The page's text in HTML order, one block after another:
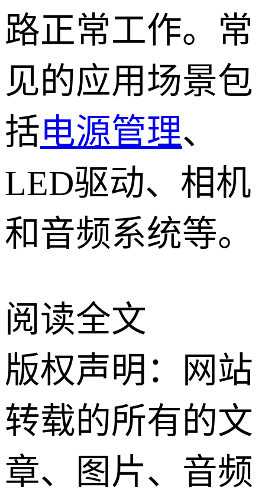
路正常工作。常
见的应用场景包
括电源管理、
LED驱动、相机
和音频系统等。
阅读全文
版权声明：网站
转载的所有的文
章、图片、音频